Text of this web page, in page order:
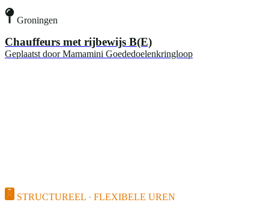
Groningen
Chauffeurs met rijbewijs B(E)
Geplaatst door Mamamini Goededoelenkringloop
STRUCTUREEL · FLEXIBELE UREN